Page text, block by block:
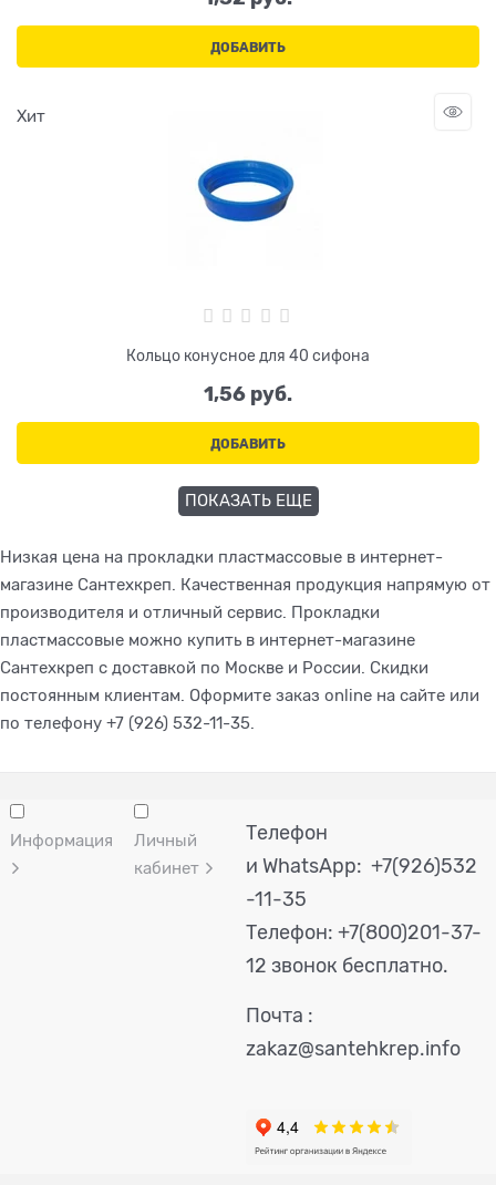
ДОБАВИТЬ
Хит
Кольцо конусное для 40 сифона
1,56 руб.
ДОБАВИТЬ
ПОКАЗАТЬ ЕЩЕ
Низкая цена на прокладки пластмассовые в интернет-
магазине Сантехкреп. Качественная продукция напрямую от
производителя и отличный сервис. Прокладки
пластмассовые можно купить в интернет-магазине
Сантехкреп с доставкой по Москве и России. Скидки
постоянным клиентам. Оформите заказ online на сайте или
по телефону +7 (926) 532-11-35.
Информация
Личный
кабинет
Телефон
и WhatsApp: +7(926)532
-11-35
Телефон: +7(800)201-37-
12 звонок бесплатно.
Почта :
zakaz@santehkrep.info